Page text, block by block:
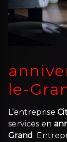
le-
L’entreprise
services en
Grand.